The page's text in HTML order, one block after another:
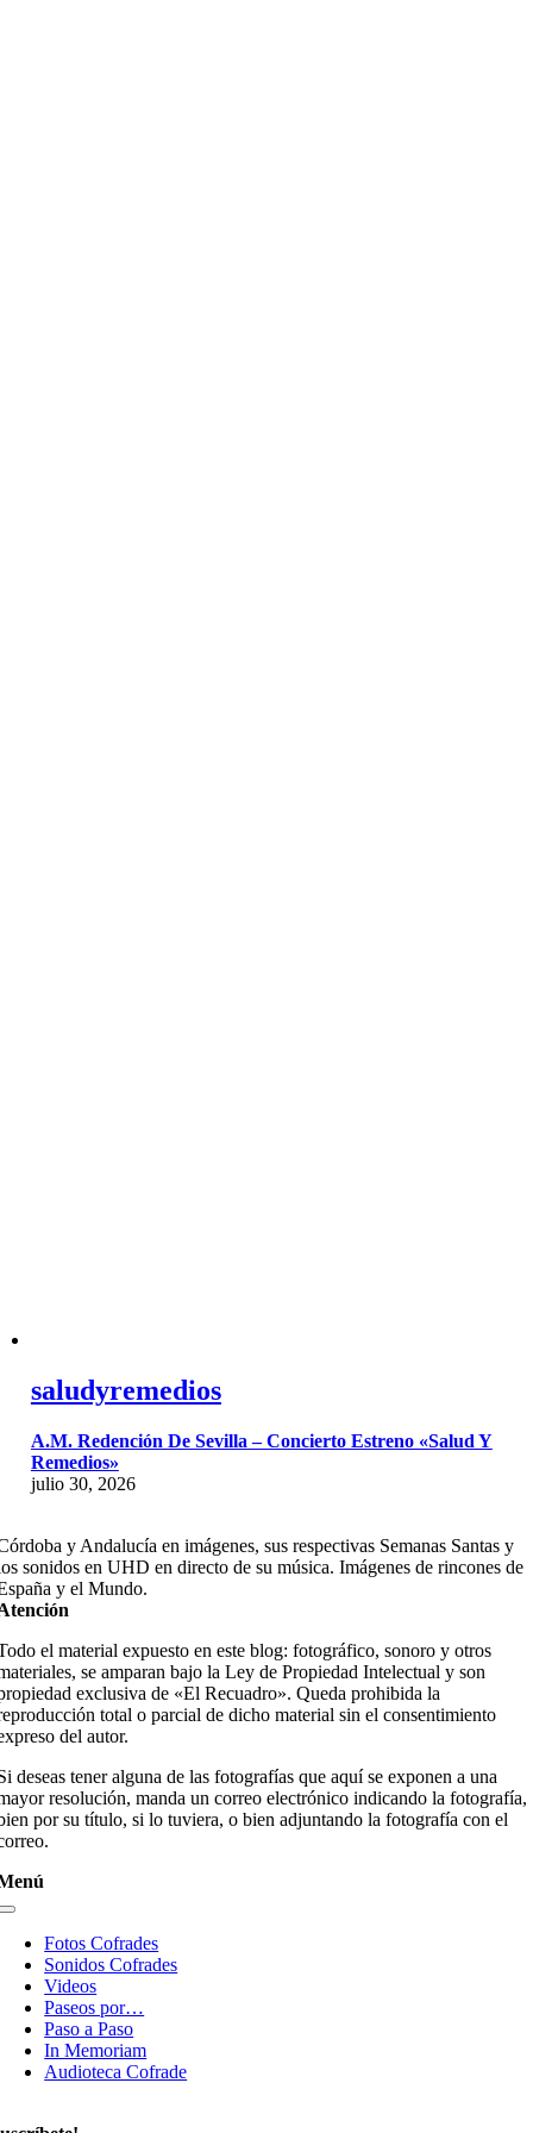
saludyremedios
A.M. Redención De Sevilla – Concierto Estreno «Salud Y
Remedios»
julio 30, 2026
y Andalucía en imágenes, sus respectivas Semanas Santas y
sonidos en UHD en directo de su música. Imágenes de rincones de
y el Mundo.
el material expuesto en este blog: fotográfico, sonoro y otros
se amparan bajo la Ley de Propiedad Intelectual y son
exclusiva de «El Recuadro». Queda prohibida la
total o parcial de dicho material sin el consentimiento
del autor.
deseas tener alguna de las fotografías que aquí se exponen a una
resolución, manda un correo electrónico indicando la fotografía,
por su título, si lo tuviera, o bien adjuntando la fotografía con el
Toggle
NavigationFotos Cofrades
Sonidos Cofrades
Videos
Paseos por…
Paso a Paso
In Memoriam
Audioteca Cofrade